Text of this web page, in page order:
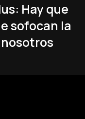
Hay que
sofocan la